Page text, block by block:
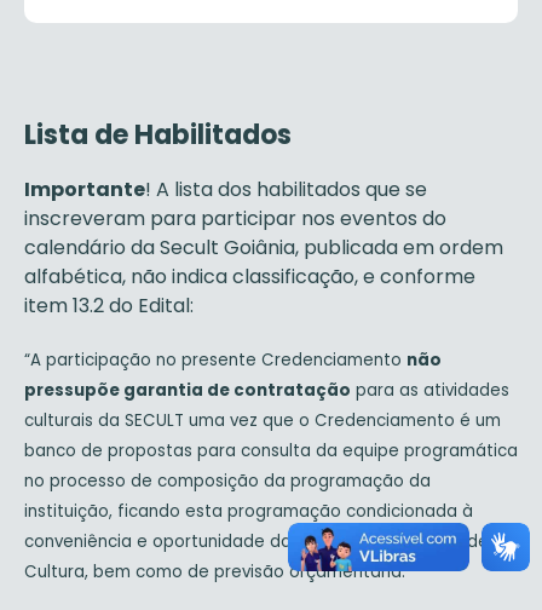
Lista de Habilitados
Importante! A lista dos habilitados que se
inscreveram para participar nos eventos do
calendário da Secult Goiânia, publicada em ordem
alfabética, não indica classificação, e conforme
item 13.2 do Edital:
“A participação no presente Credenciamento não
pressupõe garantia de contratação para as atividades
culturais da SECULT uma vez que o Credenciamento é um
banco de propostas para consulta da equipe programática
no processo de composição da programação da
instituição, ficando esta programação condicionada à
conveniência e oportunidade da Secretaria Municipal de
Cultura, bem como de previsão orçamentária.”